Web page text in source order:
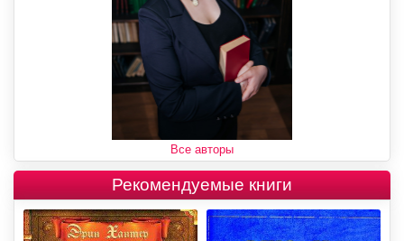
Все авторы
Рекомендуемые книги